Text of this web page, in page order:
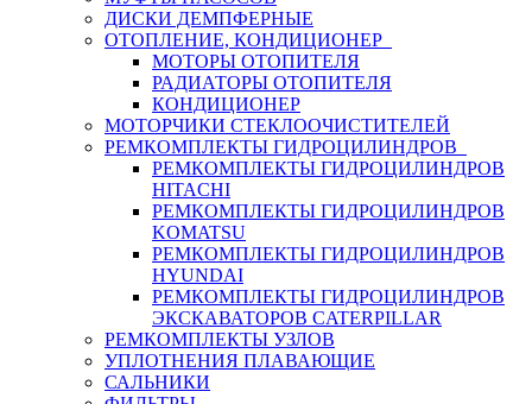
ДИСКИ ДЕМПФЕРНЫЕ
ОТОПЛЕНИЕ, КОНДИЦИОНЕР
МОТОРЫ ОТОПИТЕЛЯ
РАДИАТОРЫ ОТОПИТЕЛЯ
КОНДИЦИОНЕР
МОТОРЧИКИ СТЕКЛООЧИСТИТЕЛЕЙ
РЕМКОМПЛЕКТЫ ГИДРОЦИЛИНДРОВ
РЕМКОМПЛЕКТЫ ГИДРОЦИЛИНДРОВ
HITACHI
РЕМКОМПЛЕКТЫ ГИДРОЦИЛИНДРОВ
KOMATSU
РЕМКОМПЛЕКТЫ ГИДРОЦИЛИНДРОВ
HYUNDAI
РЕМКОМПЛЕКТЫ ГИДРОЦИЛИНДРОВ
ЭКСКАВАТОРОВ CATERPILLAR
РЕМКОМПЛЕКТЫ УЗЛОВ
УПЛОТНЕНИЯ ПЛАВАЮЩИЕ
САЛЬНИКИ